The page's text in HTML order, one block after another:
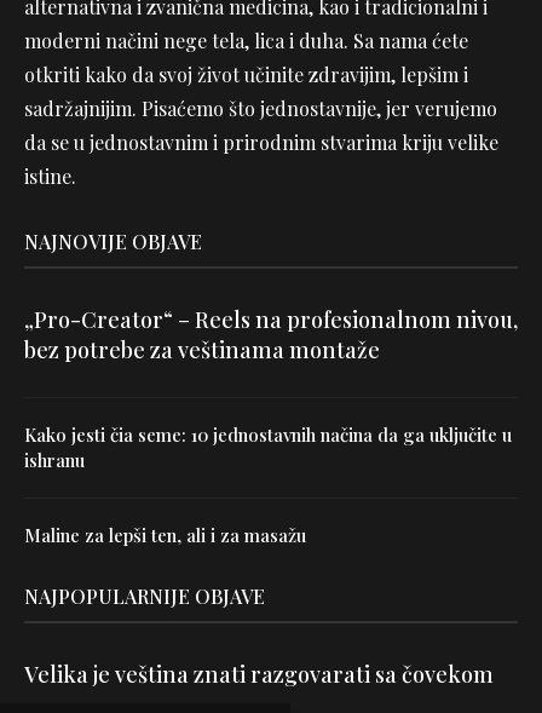
alternativna i zvanična medicina, kao i tradicionalni i
moderni načini nege tela, lica i duha. Sa nama ćete
otkriti kako da svoj život učinite zdravijim, lepšim i
sadržajnijim. Pisaćemo što jednostavnije, jer verujemo
da se u jednostavnim i prirodnim stvarima kriju velike
istine.
NAJNOVIJE OBJAVE
„Pro-Creator“ – Reels na profesionalnom nivou,
bez potrebe za veštinama montaže
Kako jesti čia seme: 10 jednostavnih načina da ga uključite u
ishranu
Maline za lepši ten, ali i za masažu
NAJPOPULARNIJE OBJAVE
Velika je veština znati razgovarati sa čovekom